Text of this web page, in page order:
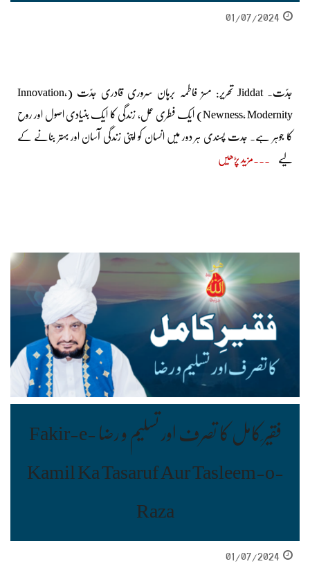
01/07/2024
جدّت. Jiddat تحریر: مسز فاطمہ برہان سروری قادری جدّت (Innovation,
Newness, Modernity) ایک فطری عمل، زندگی کا ایک بنیادی اصول اور روح
کا جوہر ہے۔ جدت پسندی ہر دور میں انسان کو اپنی زندگی آسان اور بہتر بنانے کے
لیے مزید پڑھیں
فقیر ِکامل کا تصرف اور تسلیم و رضا Fakir-e-
Kamil Ka Tasaruf Aur Tasleem-o-
Raza
01/07/2024